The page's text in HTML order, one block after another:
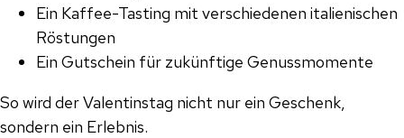
Ein Kaffee-Tasting mit verschiedenen italienischen
Röstungen
Ein Gutschein für zukünftige Genussmomente
So wird der Valentinstag nicht nur ein Geschenk,
sondern ein Erlebnis.